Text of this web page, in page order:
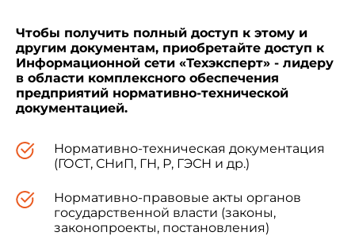
Чтобы получить полный доступ к этому и
другим документам, приобретайте доступ к
Информационной сети «Техэксперт» - лидеру
в области комплексного обеспечения
предприятий нормативно-технической
документацией.
Нормативно-техническая документация
(ГОСТ, СНиП, ГН, Р, ГЭСН и др.)
Нормативно-правовые акты органов
государственной власти (законы,
законопроекты, постановления)